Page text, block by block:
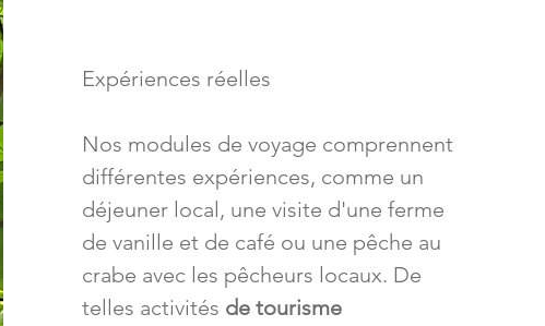
Expériences réelles
Nos modules de voyage comprennent
différentes expériences, comme un
déjeuner local, une visite d'une ferme
de vanille et de café ou une pêche au
crabe avec les pêcheurs locaux. De
telles activités de tourisme